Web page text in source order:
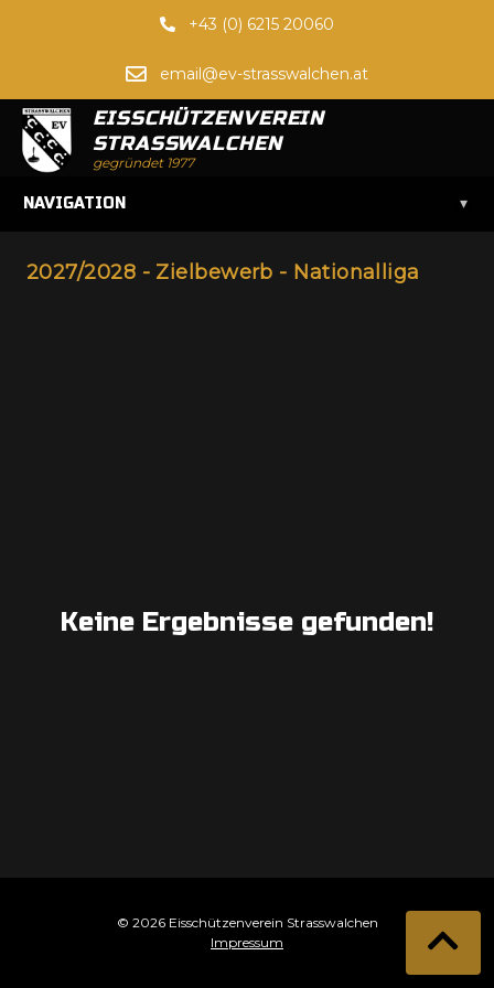
+43 (0) 6215 20060
email@ev-strasswalchen.at
EISSCHÜTZENVEREIN
STRASSWALCHEN
gegründet 1977
NAVIGATION ▾
2027/2028 - Zielbewerb - Nationalliga
Keine Ergebnisse gefunden!
© 2026 Eisschützenverein Strasswalchen
Impressum